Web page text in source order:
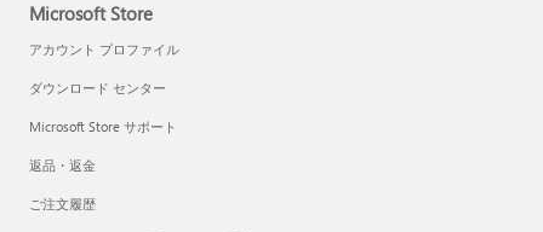
Microsoft Store
アカウント プロファイル
ダウンロード センター
Microsoft Store サポート
返品・返金
ご注文履歴